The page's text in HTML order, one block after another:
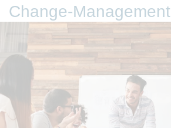
Change-Management